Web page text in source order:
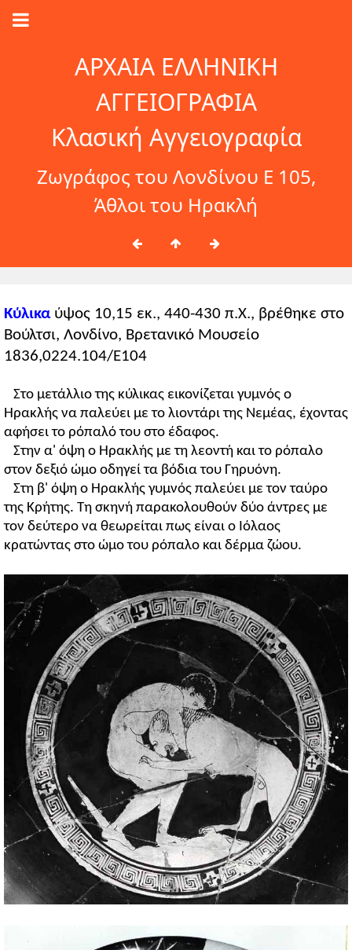
ΑΡΧΑΙΑ ΕΛΛΗΝΙΚΗ
ΑΓΓΕΙΟΓΡΑΦΙΑ
Κλασική Αγγειογραφία
Ζωγράφος του Λονδίνου Ε 105,
Άθλοι του Ηρακλή
Κύλικαύψος 10,15 εκ., 440-430 π.Χ., βρέθηκε στο
Βούλτσι, Λονδίνο, Βρετανικό Μουσείο
1836,0224.104/E104
Στο μετάλλιο της κύλικας εικονίζεται γυμνός ο
Ηρακλής να παλεύει με το λιοντάρι της Νεμέας, έχοντας
αφήσει το ρόπαλό του στο έδαφος.
Στην α' όψη ο Ηρακλής με τη λεοντή και το ρόπαλο
στον δεξιό ώμο οδηγεί τα βόδια του Γηρυόνη.
Στη β' όψη ο Ηρακλής γυμνός παλεύει με τον ταύρο
της Κρήτης. Τη σκηνή παρακολουθούν δύο άντρες με
τον δεύτερο να θεωρείται πως είναι ο Ιόλαος
κρατώντας στο ώμο του ρόπαλο και δέρμα ζώου.